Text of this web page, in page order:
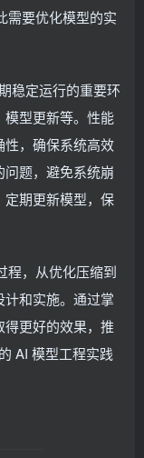
需要优化模型的实
稳定运行的重要环
型更新等。性能
性，确保系统高效
题，避免系统崩
定期更新模型，保
程，从优化压缩到
和实施。通过掌
更好的效果，推
AI 模型工程实践